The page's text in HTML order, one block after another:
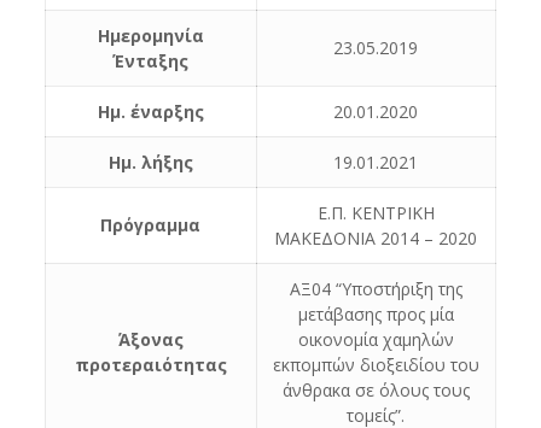
Ημερομηνία
Ένταξης
23.05.2019
Ημ. έναρξης 20.01.2020
Ημ. λήξης 19.01.2021
Πρόγραμμα
Ε.Π. ΚΕΝΤΡΙΚΗ
ΜΑΚΕΔΟΝΙΑ 2014 – 2020
Άξονας
προτεραιότητας
ΑΞ04 “Υποστήριξη της
μετάβασης προς μία
οικονομία χαμηλών
εκπομπών διοξειδίου του
άνθρακα σε όλους τους
τομείς”.